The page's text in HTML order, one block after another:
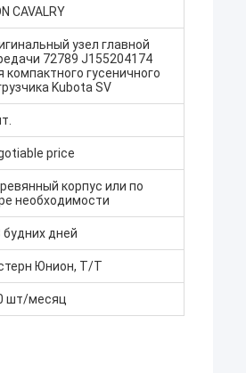
CAVALRY
узел главной
72789 J155204174
компактного гусеничного
Kubota SV
price
корпус или по
необходимости
будних дней
Юнион, Т/Т
шт/месяц